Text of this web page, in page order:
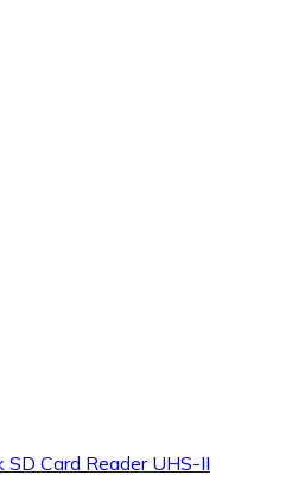
Card Reader UHS-II